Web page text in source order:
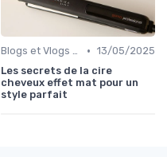
Blogs et Vlogs de Coiffure • 13/05/2025
Les secrets de la cire
cheveux effet mat pour un
style parfait